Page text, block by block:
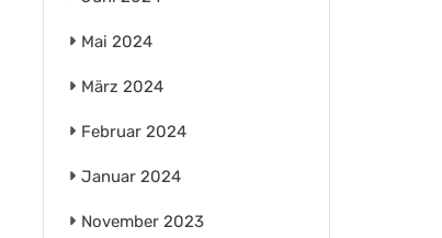
Mai 2024
März 2024
Februar 2024
Januar 2024
November 2023